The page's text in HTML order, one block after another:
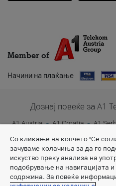
Member of
Начини на плаќање
Дознај повеќе за A1
A1 Austria A1 Croatia A1
Со кликање на копчето "Се
зачуваме колачиња за да го
искуство преку анализа на
подобрување на навигацијата
содржина. За повеќе